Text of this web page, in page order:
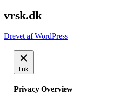
vrsk.dk
Drevet af WordPress
Luk
Privacy Overview